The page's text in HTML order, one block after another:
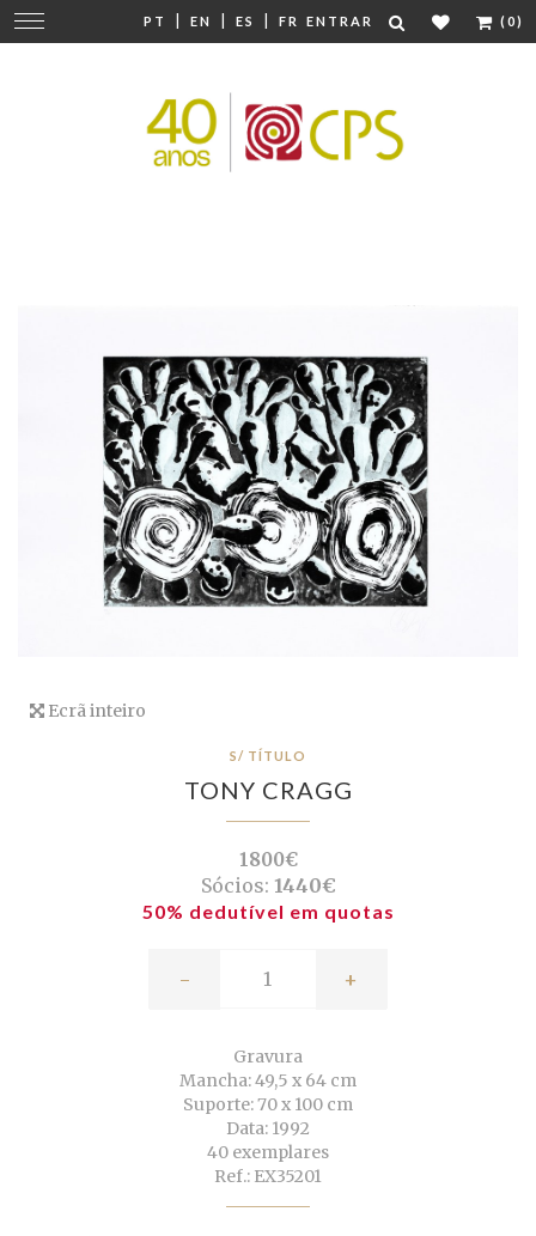
PT | EN | ES | FR ENTRAR (0)
Mudar
navegação
Ecrã inteiro
S/ TÍTULO
TONY CRAGG
1800€
Sócios: 1440€
50% dedutível em quotas
- +
Gravura
Mancha: 49,5 x 64 cm
Suporte: 70 x 100 cm
Data: 1992
40 exemplares
Ref.: EX35201